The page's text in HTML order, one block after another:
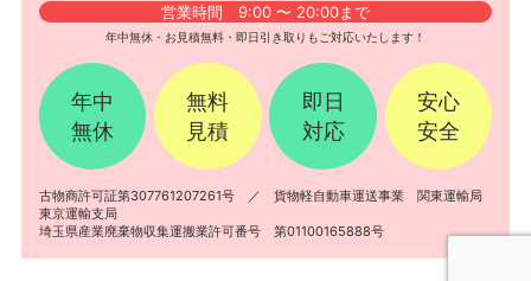
営業時間 9:00 〜 20:00まで
年中無休・お見積無料・即日引き取りもご対応いたします！
年中
無休
無料
見積
即日
対応
安心
安全
古物商許可証第307761207261号 ／ 貨物軽自動車運送事業 関東運輸局
東京運輸支局
埼玉県産業廃棄物収集運搬業許可番号 第01100165888号